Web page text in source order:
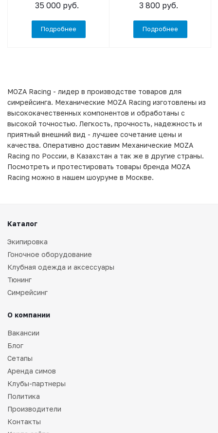
35 000 руб.
Подробнее
3 800 руб.
Подробнее
MOZA Racing - лидер в производстве товаров для
симрейсинга. Механические MOZA Racing изготовлены из
высококачественных компонентов и обработаны с
высокой точностью. Легкость, прочность, надежность и
приятный внешний вид - лучшее сочетание цены и
качества. Оперативно доставим Механические MOZA
Racing по России, в Казахстан а так же в другие страны.
Посмотреть и протестировать товары бренда MOZA
Racing можно в нашем шоуруме в Москве.
Каталог
Экипировка
Гоночное оборудование
Клубная одежда и аксессуары
Тюнинг
Симрейсинг
О компании
Вакансии
Блог
Сетапы
Аренда симов
Клубы-партнеры
Политика
Производители
Контакты